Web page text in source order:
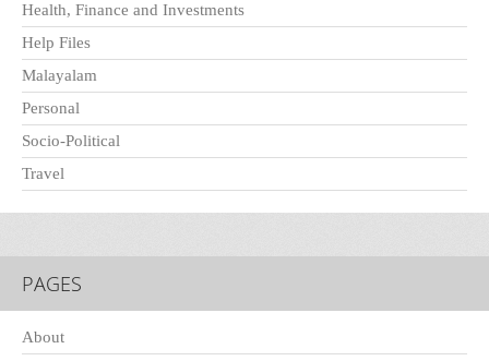
Health, Finance and Investments
Help Files
Malayalam
Personal
Socio-Political
Travel
PAGES
About